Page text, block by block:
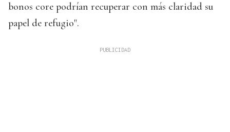
bonos core podrían recuperar con más claridad su
papel de refugio".